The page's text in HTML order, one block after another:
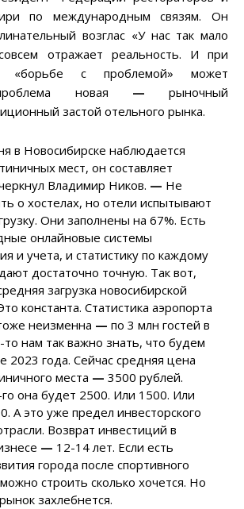
по международным связям. Он
возглас «У нас так мало
отражает реальность. И при
«борьбе с проблемой» может
новая — рыночный
застой отельного рынка.
в Новосибирске наблюдается
мест, он составляет
Владимир Ников. — Не
о хостелах, но отели испытывают
Они заполнены на 67%. Есть
онлайновые системы
и учета, и статистику по каждому
достаточно точную. Так вот,
загрузка новосибирской
константа. Статистика аэропорта
неизменна — по 3 млн гостей в
нам так важно знать, что будем
2023 года. Сейчас средняя цена
места — 3500 рублей.
она будет 2500. Или 1500. Или
А это уже предел инвесторского
Возврат инвестиций в
— 12-14 лет. Если есть
города после спортивного
строить сколько хочется. Но
рынок захлебнется.